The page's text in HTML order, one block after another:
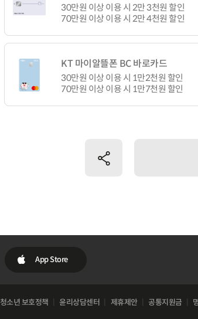
30만원 이상 이용 시 2만 3천원 할인
70만원 이상 이용 시 2만 4천원 할인
KT 마이알뜰폰 BC 바로카드
30만원 이상 이용 시 1만2천원 할인
70만원 이상 이용 시 1만7천원 할인
공유하기
App Store
청소년 보호정책 윤리상담센터 제휴제안 공통지원금